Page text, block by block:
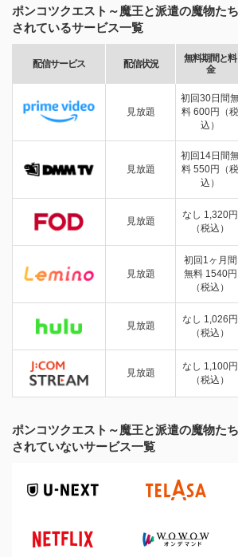
ポンコツクエスト～魔王と派遣の魔物た
されているサービス一覧
配信サービス 配信状況
無料期間と料
金
見放題
初回30日間
料 600円（税
込）
見放題
初回14日間
料 550円（税
込）
見放題
なし 1,320円
（税込）
見放題
初回1ヶ月間
無料 1540円
（税込）
見放題
なし 1,026円
（税込）
見放題
なし 1,100円
（税込）
ポンコツクエスト～魔王と派遣の魔物た
されていないサービス一覧